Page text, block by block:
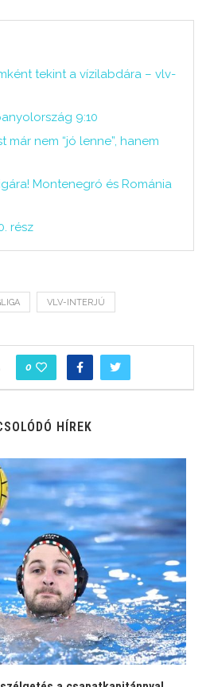
tekint a vízilabdára – vlv-
9:10
már nem “jó lenne”, hanem
Montenegró és Románia
rész
VLV-INTERJÚ
0
HÍREK